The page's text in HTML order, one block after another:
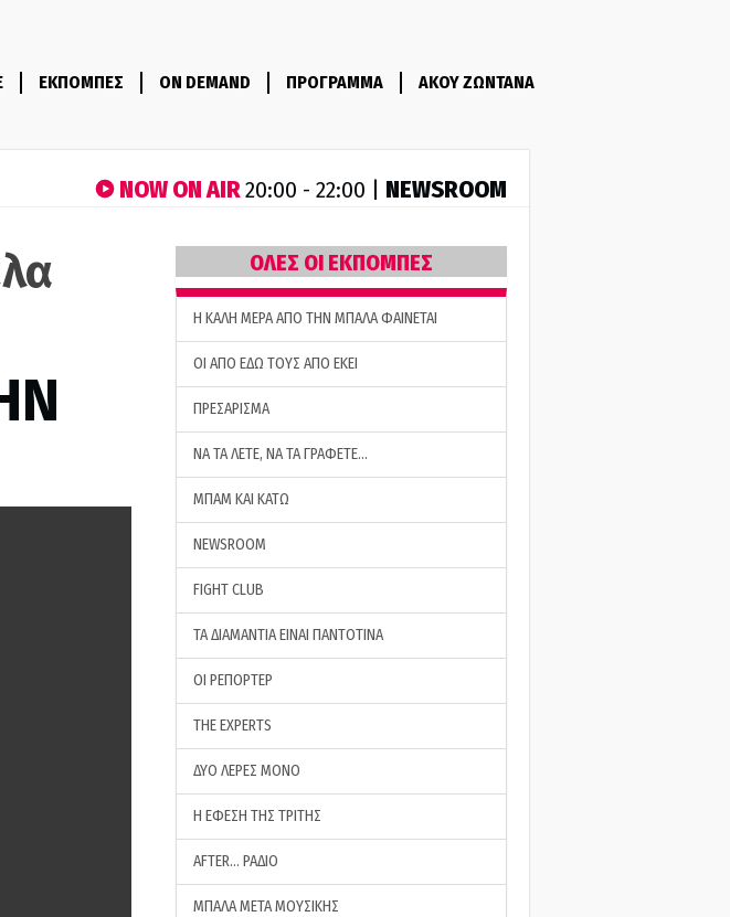
ΕΚΠΟΜΠΕΣ ON DEMAND ΠΡΟΓΡΑΜΜΑ ΑΚΟΥ ΖΩΝΤΑΝΑ
NOW ON AIR20:00 - 22:00 | NEWSROOM
ΟΛΕΣ ΟΙ ΕΚΠΟΜΠΕΣ
H ΚΑΛΗ ΜΕΡΑ ΑΠΟ ΤΗΝ ΜΠΑΛΑ ΦΑΙΝΕΤΑΙ
ΟΙ ΑΠΟ ΕΔΩ ΤΟΥΣ ΑΠΟ ΕΚΕΙ
ΠΡΕΣΑΡΙΣΜΑ
ΝΑ ΤΑ ΛΕΤΕ, ΝΑ ΤΑ ΓΡΑΦΕΤΕ…
ΜΠΑΜ ΚΑΙ ΚΑΤΩ
NEWSROOM
FIGHT CLUB
ΤΑ ΔΙΑΜΑΝΤΙΑ ΕΙΝΑΙ ΠΑΝΤΟΤΙΝΑ
ΟΙ ΡΕΠΟΡΤΕΡ
THE EXPERTS
ΔΥΟ ΛΕΡΕΣ ΜΟΝΟ
Η ΕΦΕΣΗ ΤΗΣ ΤΡΙΤΗΣ
AFTER… ΡΑΔΙΟ
ΜΠΑΛΑ ΜΕΤΑ ΜΟΥΣΙΚΗΣ